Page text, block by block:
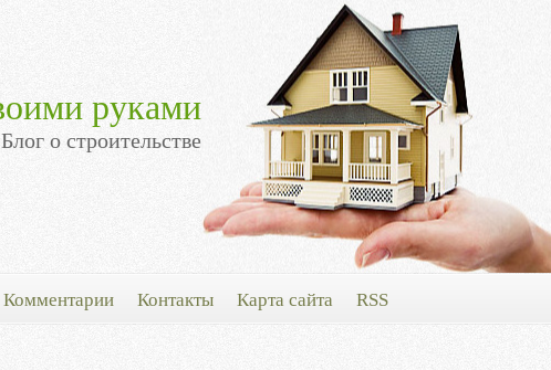
руками
Блог о строительстве
Комментарии Контакты Карта сайта RSS